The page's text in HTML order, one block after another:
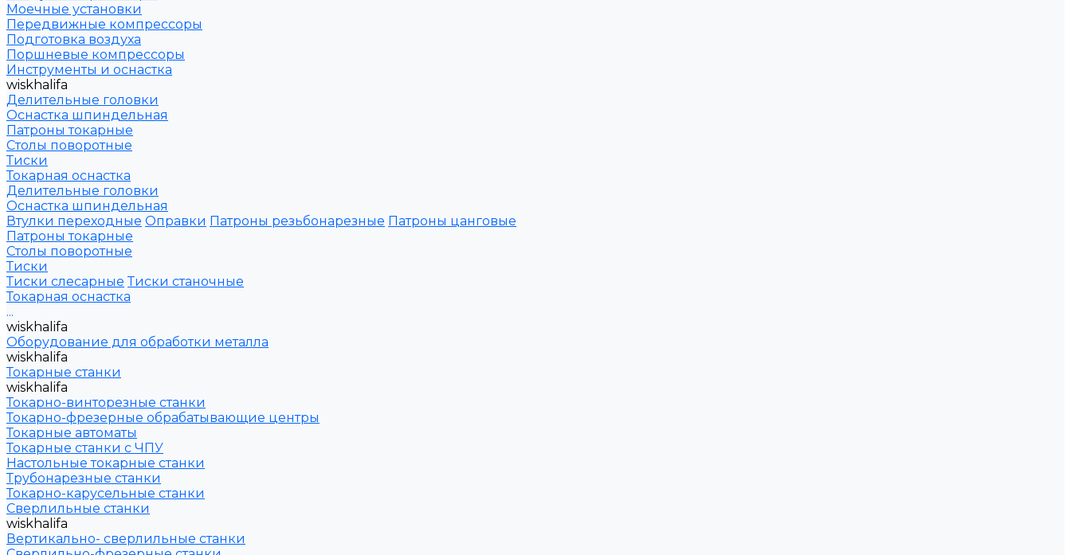
Моечные установки
Передвижные компрессоры
Подготовка воздуха
Поршневые компрессоры
Инструменты и оснастка
wiskhalifa
Делительные головки
Оснастка шпиндельная
Патроны токарные
Столы поворотные
Тиски
Токарная оснастка
Делительные головки
Оснастка шпиндельная
Втулки переходные Оправки Патроны резьбонарезные Патроны цанговые
Патроны токарные
Столы поворотные
Тиски
Тиски слесарные Тиски станочные
Токарная оснастка
...
wiskhalifa
Оборудование для обработки металла
wiskhalifa
Токарные станки
wiskhalifa
Токарно-винторезные станки
Токарно-фрезерные обрабатывающие центры
Токарные автоматы
Токарные станки с ЧПУ
Настольные токарные станки
Трубонарезные станки
Токарно-карусельные станки
Сверлильные станки
wiskhalifa
Вертикально- сверлильные станки